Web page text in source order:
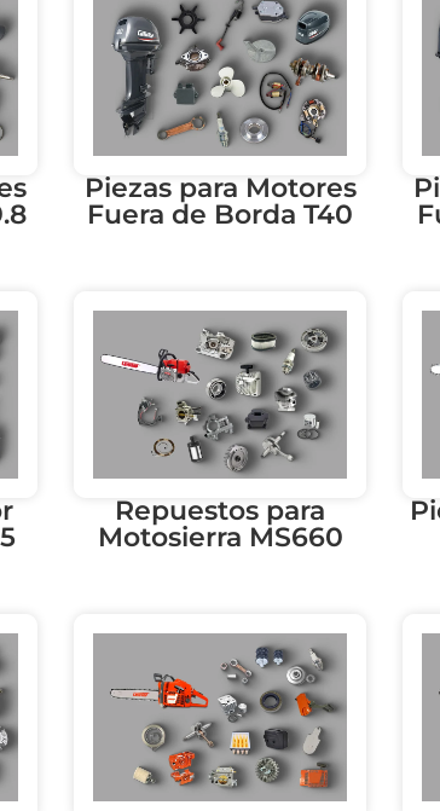
Piezas para Motores
Fuera de Borda T40
Repuestos para
Motosierra MS660